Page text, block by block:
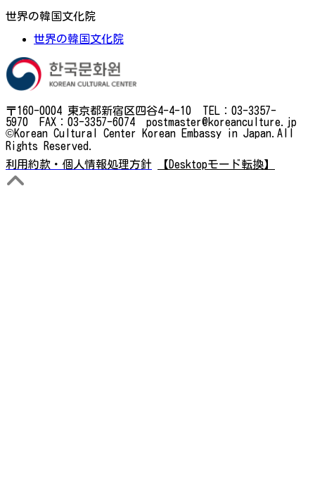
世界の韓国文化院
世界の韓国文化院
〒160-0004 東京都新宿区四谷4-4-10 TEL：03-3357-
5970 FAX：03-3357-6074 postmaster@koreanculture.jp
©Korean Cultural Center Korean Embassy in Japan.All
Rights Reserved.
利用約款・個人情報処理方針
【Desktopモード転換】